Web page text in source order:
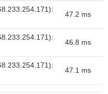
47.2 ms
46.8 ms
47.1 ms